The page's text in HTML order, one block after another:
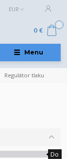
Menu
EUR
0
0 €
Regulátor tlaku
Do